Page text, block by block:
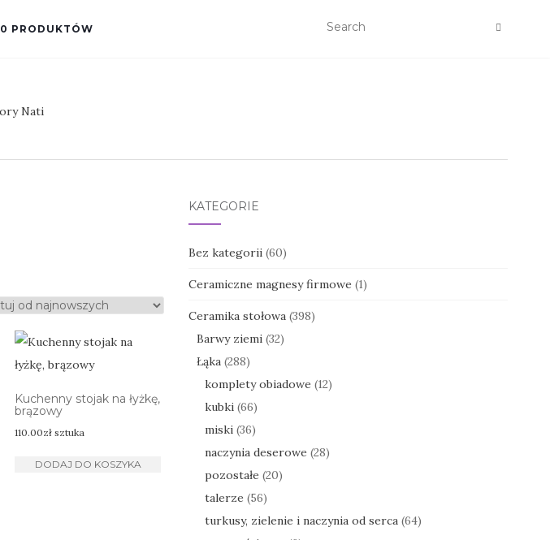
0 PRODUKTÓW
Kuchenny stojak na łyżkę,
brązowy
110.00zł sztuka
DODAJ DO KOSZYKA
KATEGORIE
Bez kategorii (60)
Ceramiczne magnesy firmowe (1)
Ceramika stołowa (398)
Barwy ziemi (32)
Łąka (288)
komplety obiadowe (12)
kubki (66)
miski (36)
naczynia deserowe (28)
pozostałe (20)
talerze (56)
turkusy, zielenie i naczynia od serca (64)